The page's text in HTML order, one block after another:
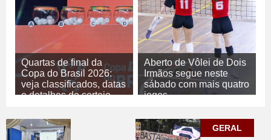
Quartas de final da
Copa do Brasil 2026:
veja classificados, datas
e detalhes do sorteio
ESPORTE
Aberto de Vôlei de Dois
Irmãos segue neste
sábado com mais quatro
jogos
ESPORTE
GERAL